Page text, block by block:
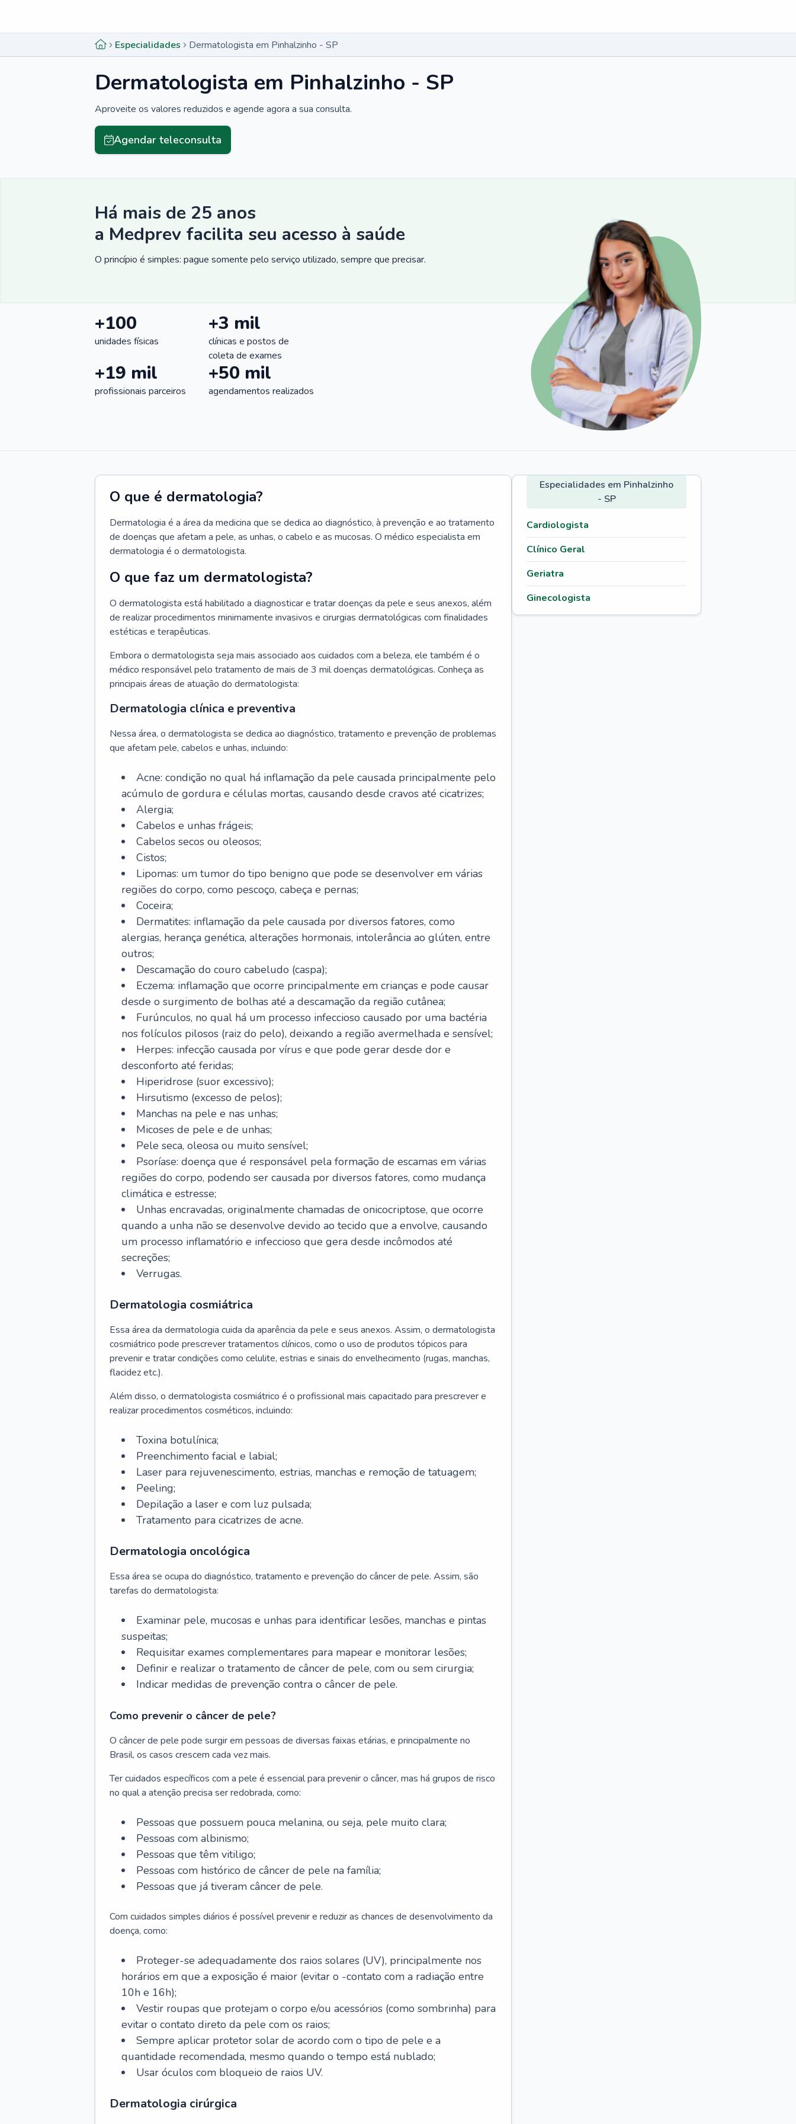
Especialidades Dermatologista em Pinhalzinho - SP
Dermatologista em Pinhalzinho - SP
Aproveite os valores reduzidos e agende agora a sua consulta.
Agendar teleconsulta
Há mais de 25 anos
a Medprev facilita seu acesso à saúde
O princípio é simples: pague somente pelo serviço utilizado, sempre que precisar.
+100
unidades físicas
+3 mil
clínicas e postos de
coleta de exames
+19 mil
profissionais parceiros
+50 mil
agendamentos realizados
O que é dermatologia?
Dermatologia é a área da medicina que se dedica ao diagnóstico, à prevenção e ao tratamento
de doenças que afetam a pele, as unhas, o cabelo e as mucosas. O médico especialista em
dermatologia é o dermatologista.
O que faz um dermatologista?
O dermatologista está habilitado a diagnosticar e tratar doenças da pele e seus anexos, além
de realizar procedimentos minimamente invasivos e cirurgias dermatológicas com finalidades
estéticas e terapêuticas.
Embora o dermatologista seja mais associado aos cuidados com a beleza, ele também é o
médico responsável pelo tratamento de mais de 3 mil doenças dermatológicas. Conheça as
principais áreas de atuação do dermatologista:
Dermatologia clínica e preventiva
Nessa área, o dermatologista se dedica ao diagnóstico, tratamento e prevenção de problemas
que afetam pele, cabelos e unhas, incluindo:
Acne: condição no qual há inflamação da pele causada principalmente pelo
acúmulo de gordura e células mortas, causando desde cravos até cicatrizes;
Alergia;
Cabelos e unhas frágeis;
Cabelos secos ou oleosos;
Cistos;
Lipomas: um tumor do tipo benigno que pode se desenvolver em várias
regiões do corpo, como pescoço, cabeça e pernas;
Coceira;
Dermatites: inflamação da pele causada por diversos fatores, como
alergias, herança genética, alterações hormonais, intolerância ao glúten, entre
outros;
Descamação do couro cabeludo (caspa);
Eczema: inflamação que ocorre principalmente em crianças e pode causar
desde o surgimento de bolhas até a descamação da região cutânea;
Furúnculos, no qual há um processo infeccioso causado por uma bactéria
nos folículos pilosos (raiz do pelo), deixando a região avermelhada e sensível;
Herpes: infecção causada por vírus e que pode gerar desde dor e
desconforto até feridas;
Hiperidrose (suor excessivo);
Hirsutismo (excesso de pelos);
Manchas na pele e nas unhas;
Micoses de pele e de unhas;
Pele seca, oleosa ou muito sensível;
Psoríase: doença que é responsável pela formação de escamas em várias
regiões do corpo, podendo ser causada por diversos fatores, como mudança
climática e estresse;
Unhas encravadas, originalmente chamadas de onicocriptose, que ocorre
quando a unha não se desenvolve devido ao tecido que a envolve, causando
um processo inflamatório e infeccioso que gera desde incômodos até
secreções;
Verrugas.
Dermatologia cosmiátrica
Essa área da dermatologia cuida da aparência da pele e seus anexos. Assim, o dermatologista
cosmiátrico pode prescrever tratamentos clínicos, como o uso de produtos tópicos para
prevenir e tratar condições como celulite, estrias e sinais do envelhecimento (rugas, manchas,
flacidez etc.).
Além disso, o dermatologista cosmiátrico é o profissional mais capacitado para prescrever e
realizar procedimentos cosméticos, incluindo:
Toxina botulínica;
Preenchimento facial e labial;
Laser para rejuvenescimento, estrias, manchas e remoção de tatuagem;
Peeling;
Depilação a laser e com luz pulsada;
Tratamento para cicatrizes de acne.
Dermatologia oncológica
Essa área se ocupa do diagnóstico, tratamento e prevenção do câncer de pele. Assim, são
tarefas do dermatologista:
Examinar pele, mucosas e unhas para identificar lesões, manchas e pintas
suspeitas;
Requisitar exames complementares para mapear e monitorar lesões;
Definir e realizar o tratamento de câncer de pele, com ou sem cirurgia;
Indicar medidas de prevenção contra o câncer de pele.
Como prevenir o câncer de pele?
O câncer de pele pode surgir em pessoas de diversas faixas etárias, e principalmente no
Brasil, os casos crescem cada vez mais.
Ter cuidados específicos com a pele é essencial para prevenir o câncer, mas há grupos de risco
no qual a atenção precisa ser redobrada, como:
Pessoas que possuem pouca melanina, ou seja, pele muito clara;
Pessoas com albinismo;
Pessoas que têm vitiligo;
Pessoas com histórico de câncer de pele na família;
Pessoas que já tiveram câncer de pele.
Com cuidados simples diários é possível prevenir e reduzir as chances de desenvolvimento da
doença, como:
Proteger-se adequadamente dos raios solares (UV), principalmente nos
horários em que a exposição é maior (evitar o -contato com a radiação entre
10h e 16h);
Vestir roupas que protejam o corpo e/ou acessórios (como sombrinha) para
evitar o contato direto da pele com os raios;
Sempre aplicar protetor solar de acordo com o tipo de pele e a
quantidade recomendada, mesmo quando o tempo está nublado;
Usar óculos com bloqueio de raios UV.
Dermatologia cirúrgica
Especialidades em Pinhalzinho
- SP
Cardiologista
Clínico Geral
Geriatra
Ginecologista